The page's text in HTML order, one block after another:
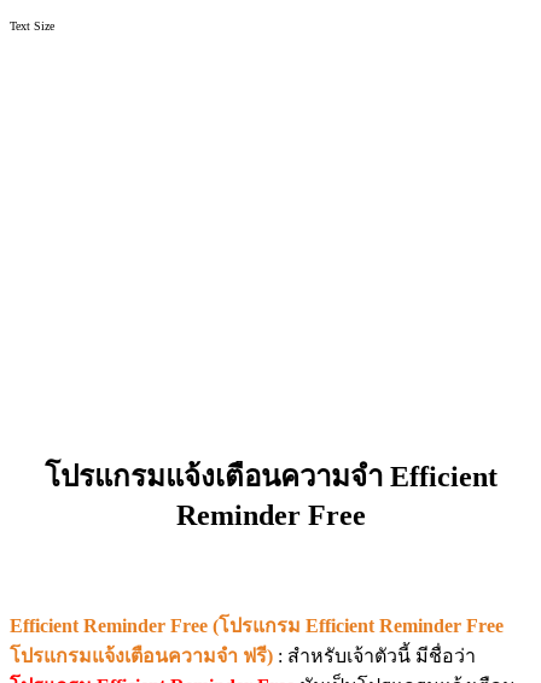
Text Size
โปรแกรมแจ้งเตือนความจำ Efficient
Reminder Free
Efficient Reminder Free (โปรแกรม Efficient Reminder Free
โปรแกรมแจ้งเตือนความจำ ฟรี) : สำหรับเจ้าตัวนี้ มีชื่อว่า